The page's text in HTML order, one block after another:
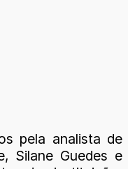
pela analista de
Silane Guedes e